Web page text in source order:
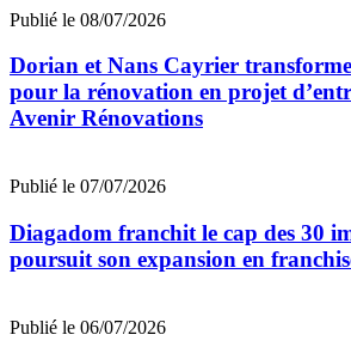
Publié le 08/07/2026
Dorian et Nans Cayrier
pour la rénovation en projet
Avenir Rénovations
Publié le 07/07/2026
Diagadom franchit le cap des 30
poursuit son expansion en
Publié le 06/07/2026